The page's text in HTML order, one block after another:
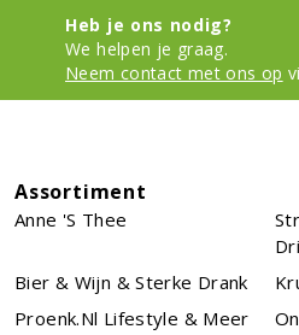
Heb je ons nodig?
We helpen je graag.
Neem contact met ons op
Assortiment
Anne 's Thee
Bier & Wijn & Sterke Drank
Proenk.nl Lifestyle & Meer